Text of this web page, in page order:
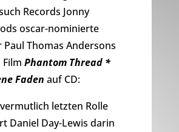
Records Jonny
oscar-nominierte
Thomas Andersons
Phantom Thread *
Faden auf CD:
letzten Rolle
Daniel Day-Lewis darin